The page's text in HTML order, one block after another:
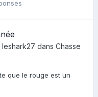
leshark27 dans Chasse
que le rouge est un